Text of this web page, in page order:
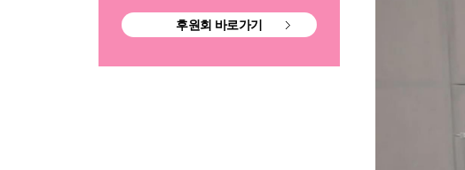
후원회 바로가기